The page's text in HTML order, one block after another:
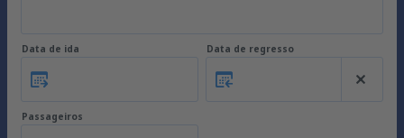
Data de ida Data de regresso
Passageiros